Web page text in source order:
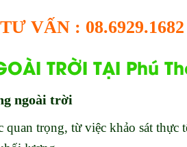
VẤN : 08.6929.1682
TRỜI TẠI Phú
ngoài trời
trọng, từ việc khảo sát thực